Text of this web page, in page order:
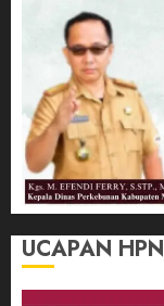
UCAPAN